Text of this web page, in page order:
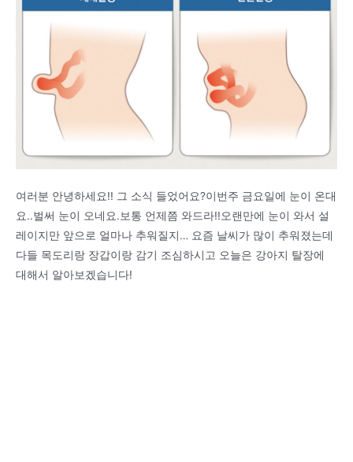
여러분 안녕하세요!! 그 소식 들었어요?이번주 금요일에 눈이 온대
요..벌써 눈이 오네요.보통 언제쯤 와드라!!오랜만에 눈이 와서 설
레이지만 앞으로 얼마나 추워질지… 요즘 날씨가 많이 추워졌는데
다들 목도리랑 장갑이랑 감기 조심하시고 오늘은 강아지 탈장에
대해서 알아보겠습니다!